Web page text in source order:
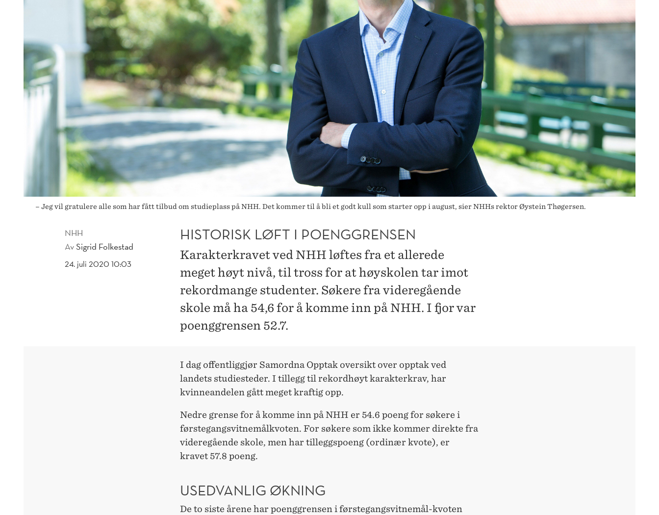
– Jeg vil gratulere alle som har fått tilbud om studieplass på NHH. Det kommer til å bli et godt kull som starter opp i august, sier NHHs rektor Øystein Thøgersen.
NHH
AvSigrid Folkestad
24. juli 2020 10:03
HISTORISK LØFT I POENGGRENSEN
Karakterkravet ved NHH løftes fra et allerede
meget høyt nivå, til tross for at høyskolen tar imot
rekordmange studenter. Søkere fra videregående
skole må ha 54,6 for å komme inn på NHH. I fjor var
poenggrensen 52.7.
I dag offentliggjør Samordna Opptak oversikt over opptak ved
landets studiesteder. I tillegg til rekordhøyt karakterkrav, har
kvinneandelen gått meget kraftig opp.
Nedre grense for å komme inn på NHH er 54.6 poeng for søkere i
førstegangsvitnemålkvoten. For søkere som ikke kommer direkte fra
videregående skole, men har tilleggspoeng (ordinær kvote), er
kravet 57.8 poeng.
USEDVANLIG ØKNING
De to siste årene har poenggrensen i førstegangsvitnemål-kvoten